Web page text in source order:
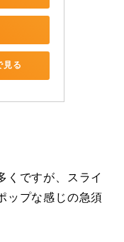
見る
くですが、スライ
ップな感じの急須